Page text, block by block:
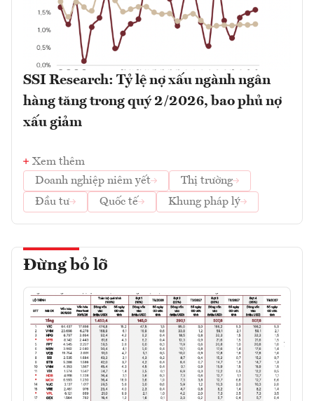
SSI Research: Tỷ lệ nợ xấu ngành ngân
hàng tăng trong quý 2/2026, bao phủ nợ
xấu giảm
Xem thêm
Doanh nghiệp niêm yết
Thị trường
Đầu tư
Quốc tế Khung pháp lý
Đừng bỏ lỡ